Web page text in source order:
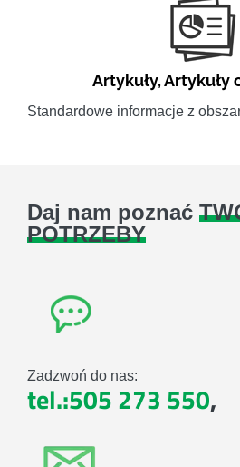
Artykuły,Artykuły
Standardowe informacje z
Daj nam poznać
POTRZEBY
Zadzwoń do nas:
tel.:505 273 550,